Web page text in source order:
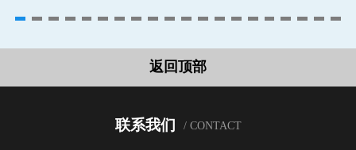
返回顶部
联系我们 / CONTACT